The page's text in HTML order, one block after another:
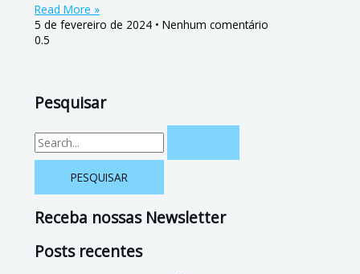
Read More »
5 de fevereiro de 2024
Nenhum comentário
Pesquisar
Receba nossas Newsletter
Posts recentes